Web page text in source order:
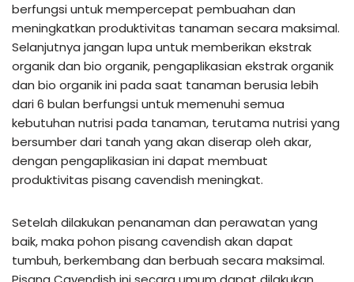
berfungsi untuk mempercepat pembuahan dan
meningkatkan produktivitas tanaman secara maksimal.
Selanjutnya jangan lupa untuk memberikan ekstrak
organik dan bio organik, pengaplikasian ekstrak organik
dan bio organik ini pada saat tanaman berusia lebih
dari 6 bulan berfungsi untuk memenuhi semua
kebutuhan nutrisi pada tanaman, terutama nutrisi yang
bersumber dari tanah yang akan diserap oleh akar,
dengan pengaplikasian ini dapat membuat
produktivitas pisang cavendish meningkat.
Setelah dilakukan penanaman dan perawatan yang
baik, maka pohon pisang cavendish akan dapat
tumbuh, berkembang dan berbuah secara maksimal.